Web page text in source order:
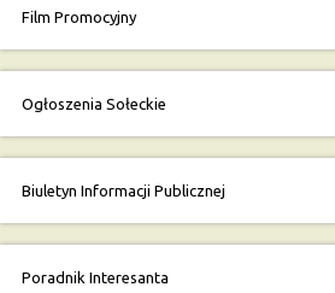
Film Promocyjny
Ogłoszenia Sołeckie
Biuletyn Informacji Publicznej
Poradnik Interesanta